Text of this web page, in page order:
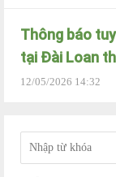
Thông báo
tại Đài Loan
12/05/2026 14:32